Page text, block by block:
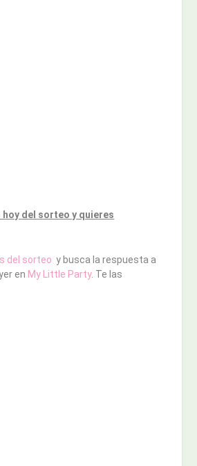
hoy del sorteo y quieres
del sorteo y busca la respuesta a
en My Little Party. Te las